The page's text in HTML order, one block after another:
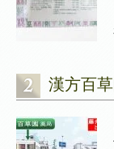
漢方百